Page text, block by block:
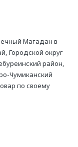
Магадан в
Городской округ
район,
Чумиканский
по своему